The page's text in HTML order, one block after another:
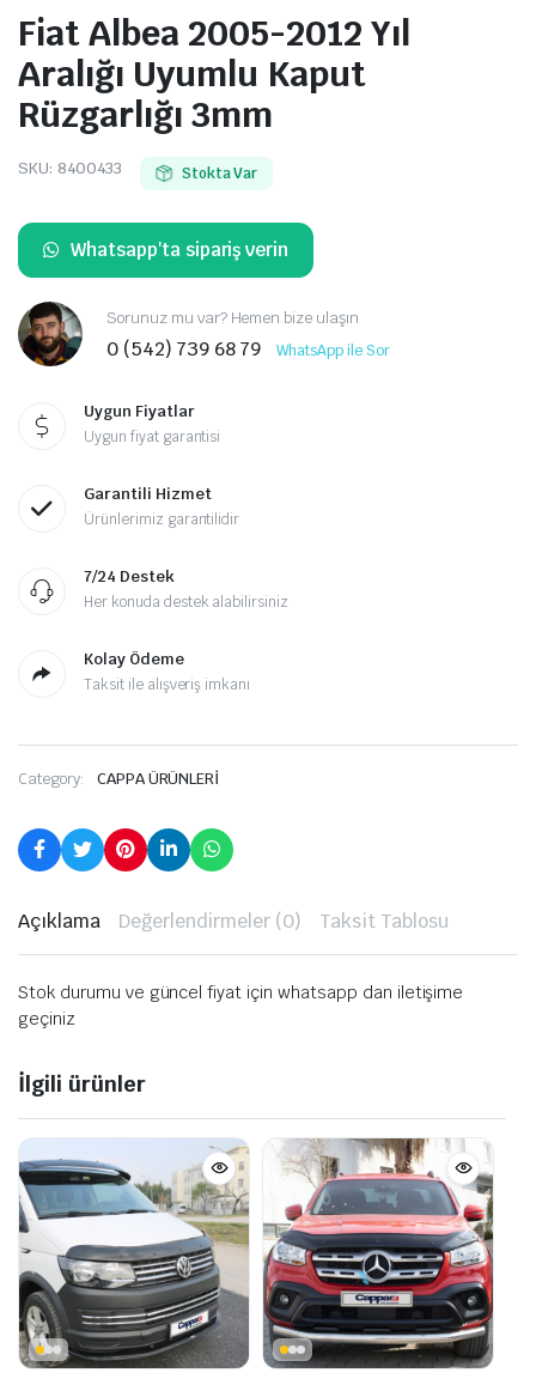
Fiat Albea 2005-2012 Yıl
Aralığı Uyumlu Kaput
Rüzgarlığı 3mm
SKU: 8400433 Stokta Var
Whatsapp'ta sipariş verin
Sorunuz mu var? Hemen bize ulaşın
0 (542) 739 68 79 WhatsApp ile Sor
Uygun Fiyatlar
Uygun fiyat garantisi
Garantili Hizmet
Ürünlerimiz garantilidir
7/24 Destek
Her konuda destek alabilirsiniz
Kolay Ödeme
Taksit ile alışveriş imkanı
Category: CAPPA ÜRÜNLERİ
Açıklama Değerlendirmeler (0) Taksit Tablosu
Stok durumu ve güncel fiyat için whatsapp dan iletişime
geçiniz
İlgili ürünler